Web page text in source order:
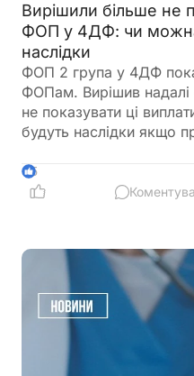
Вирішили більше не
ФОП у 4ДФ: чи можна
наслідки
ФОП 2 група у 4ДФ
ФОПам. Вирішив надалі
не показувати ці
будуть наслідки якщо
5